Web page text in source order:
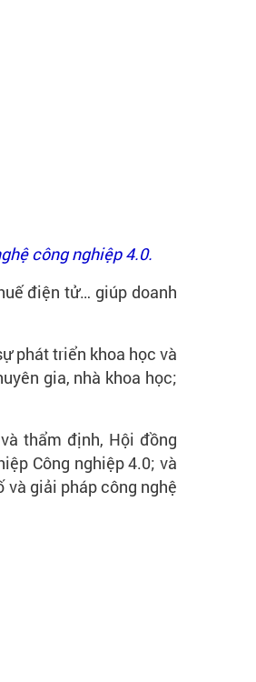
công nghiệp 4.0.
điện tử… giúp doanh
phát triển khoa học và
gia, nhà khoa học;
thẩm định, Hội đồng
Công nghiệp 4.0; và
và giải pháp công nghệ